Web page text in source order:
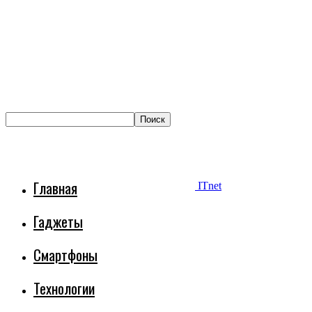
ITnet
Главная
Гаджеты
Смартфоны
Технологии